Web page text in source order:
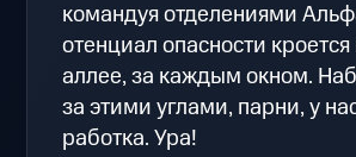
командуя отделениями
отенциал опасности
аллее, за каждым окном.
за этими углами, парни, у
работка. Ура!